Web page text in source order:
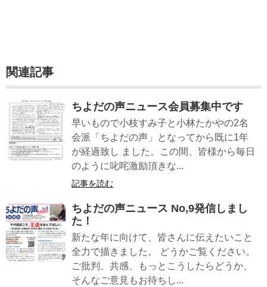
関連記事
ちよだの声ニュース会員募集中です
早いもので小枝すみ子と小林たかやの2名
会派「ちよだの声」となってから既に1年
が経過致し ました。この間、皆様から毎日
のように叱咤激励頂きな...
記事を読む
ちよだの声ニュース No,9発信しまし
た！
新たな年に向けて、皆さんに伝えたいこと
全力で描きました。 どうかご覧ください。
ご批判、共感、もっとこうしたらどうか、
そんなご意見もお待ちし...